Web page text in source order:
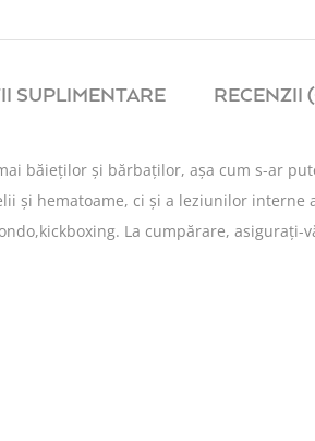
SUPLIMENTARE RECENZII
băieților și bărbaților, așa cum s-ar
hematoame, ci și a leziunilor
La cumpărare, asigurați-